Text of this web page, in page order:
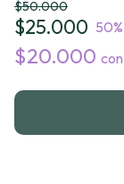
$50.000
$25.000 50
$20.000 con